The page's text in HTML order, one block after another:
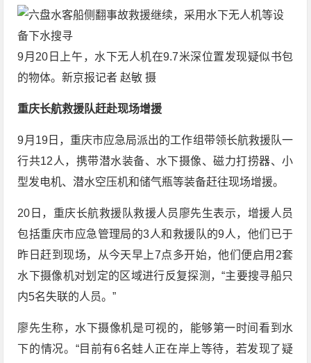
9月20日上午，水下无人机在9.7米深位置发现疑似书包
的物体。新京报记者 赵敏 摄
重庆长航救援队赶赴现场增援
9月19日，重庆市应急局派出的工作组带领长航救援队一
行共12人，携带潜水装备、水下摄像、磁力打捞器、小
型发电机、潜水空压机和储气瓶等装备赶往现场增援。
20日，重庆长航救援队救援人员廖先生表示，增援人员
包括重庆市应急管理局的3人和救援队的9人，他们已于
昨日赶到现场，从今天早上7点多开始，他们便启用2套
水下摄像机对划定的区域进行反复探测，“主要搜寻船只
内5名失联的人员。”
廖先生称，水下摄像机是可视的，能够第一时间看到水
下的情况。“目前有6名蛙人正在岸上等待，若发现了疑